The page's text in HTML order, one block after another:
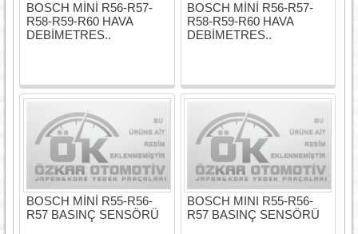
BOSCH MİNİ R56-R57-
R58-R59-R60 HAVA
DEBİMETRES..
BOSCH MİNİ R56-R57-
R58-R59-R60 HAVA
DEBİMETRES..
BOSCH MİNİ R55-R56-
R57 BASINÇ SENSÖRÜ
BOSCH MINI R55-R56-
R57 BASINÇ SENSÖRÜ